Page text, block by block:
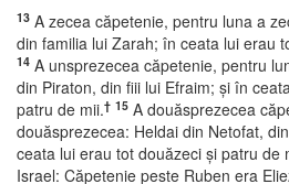
13 A zecea căpetenie, pentru luna a
din familia lui Zarah; în ceata lui erau
14 A unsprezecea căpetenie, pentru
din Piraton, din fiii lui Efraim; şi în
patru de mii.† 15 A douăsprezecea
douăsprezecea: Heldai din Netofat,
ceata lui erau tot douăzeci şi patru de
Israel: Căpetenie peste Ruben era